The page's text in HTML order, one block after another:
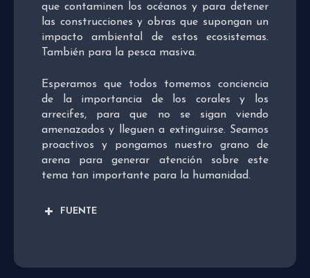
que contaminen los océanos y para detener
las construcciones y obras que supongan un
impacto ambiental de estos ecosistemas.
También para la pesca masiva.
Esperamos que todos tomemos conciencia
de la importancia de los corales y los
arrecifes, para que no se sigan viendo
amenazados y lleguen a extinguirse. Seamos
proactivos y pongamos nuestro grano de
arena para generar atención sobre este
tema tan importante para la humanidad.
FUENTE